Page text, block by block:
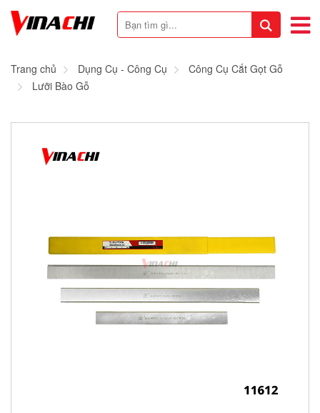
Trang chủ Dụng Cụ - Công Cụ
Công Cụ Cắt Gọt Gỗ
Lưỡi Bào Gỗ